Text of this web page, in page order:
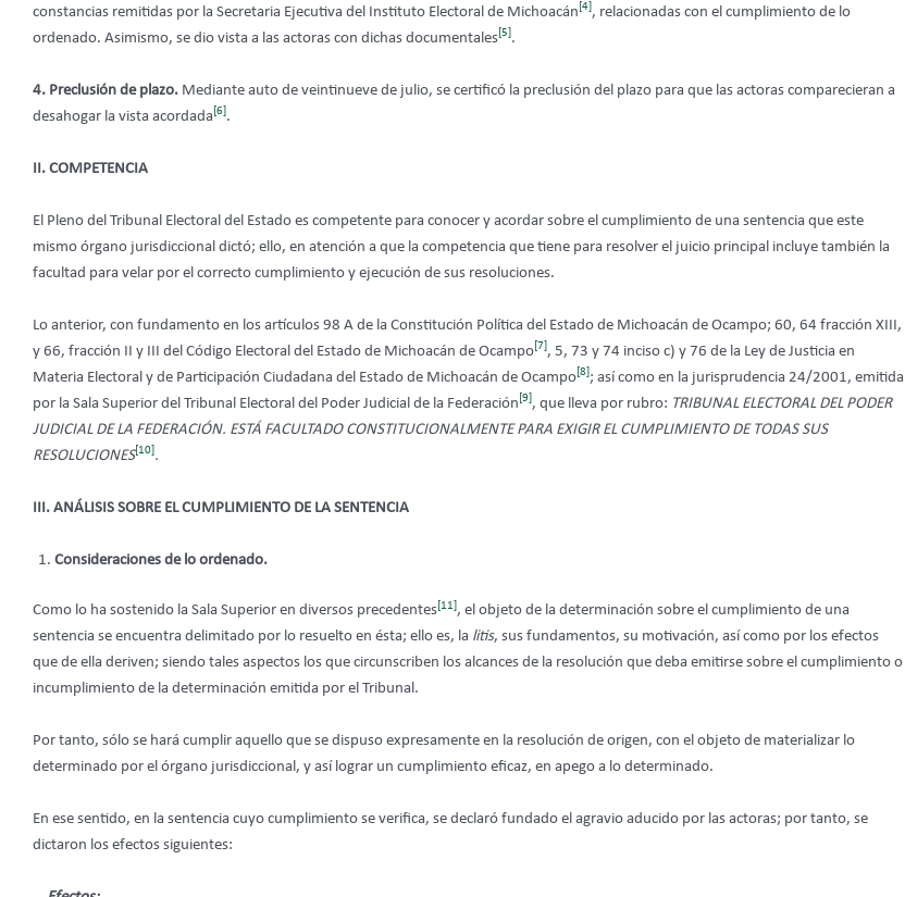
constancias remitidas por la Secretaria Ejecutiva del Instituto Electoral de Michoacán [4] , relacionadas con el cumplimiento de lo
ordenado. Asimismo, se dio vista a las actoras con dichas documentales [5] .
4. Preclusión de plazo. Mediante auto de veintinueve de julio, se certificó la preclusión del plazo para que las actoras comparecieran a
desahogar la vista acordada [6] .
II. COMPETENCIA
El Pleno del Tribunal Electoral del Estado es competente para conocer y acordar sobre el cumplimiento de una sentencia que este
mismo órgano jurisdiccional dictó; ello, en atención a que la competencia que tiene para resolver el juicio principal incluye también la
facultad para velar por el correcto cumplimiento y ejecución de sus resoluciones.
Lo anterior, con fundamento en los artículos 98 A de la Constitución Política del Estado de Michoacán de Ocampo; 60, 64 fracción XIII,
y 66, fracción II y III del Código Electoral del Estado de Michoacán de Ocampo [7] , 5, 73 y 74 inciso c) y 76 de la Ley de Justicia en
Materia Electoral y de Participación Ciudadana del Estado de Michoacán de Ocampo [8] ; así como en la jurisprudencia 24/2001, emitida
por la Sala Superior del Tribunal Electoral del Poder Judicial de la Federación [9] , que lleva por rubro: TRIBUNAL ELECTORAL DEL PODER
JUDICIAL DE LA FEDERACIÓN. ESTÁ FACULTADO CONSTITUCIONALMENTE PARA EXIGIR EL CUMPLIMIENTO DE TODAS SUS
RESOLUCIONES[10] .
III. ANÁLISIS SOBRE EL CUMPLIMIENTO DE LA SENTENCIA
Consideraciones de lo ordenado.
Como lo ha sostenido la Sala Superior en diversos precedentes [11] , el objeto de la determinación sobre el cumplimiento de una
sentencia se encuentra delimitado por lo resuelto en ésta; ello es, la litis, sus fundamentos, su motivación, así como por los efectos
que de ella deriven; siendo tales aspectos los que circunscriben los alcances de la resolución que deba emitirse sobre el cumplimiento o
incumplimiento de la determinación emitida por el Tribunal.
Por tanto, sólo se hará cumplir aquello que se dispuso expresamente en la resolución de origen, con el objeto de materializar lo
determinado por el órgano jurisdiccional, y así lograr un cumplimiento eficaz, en apego a lo determinado.
En ese sentido, en la sentencia cuyo cumplimiento se verifica, se declaró fundado el agravio aducido por las actoras; por tanto, se
dictaron los efectos siguientes: